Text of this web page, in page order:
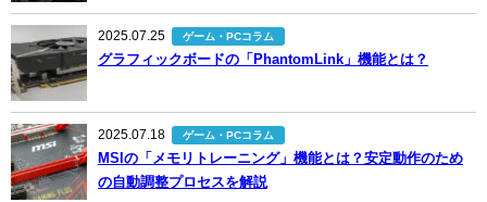
2025.07.25 ゲーム・PCコラム
グラフィックボードの「PhantomLink」機能とは？
2025.07.18 ゲーム・PCコラム
MSIの「メモリトレーニング」機能とは？安定動作のため
の自動調整プロセスを解説